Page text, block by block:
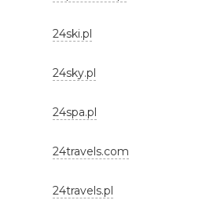
24ski.pl
24sky.pl
24spa.pl
24travels.com
24travels.pl